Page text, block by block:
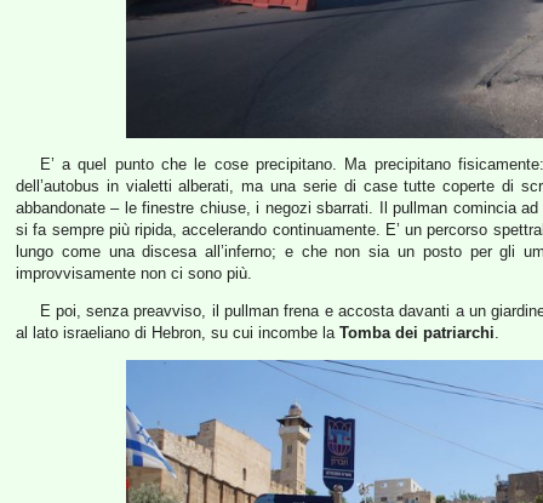
E’ a quel punto che le cose precipitano. Ma precipitano
dell’autobus in vialetti alberati, ma una serie di case tutte coperte di
abbandonate – le finestre chiuse, i negozi sbarrati. Il pullman comincia
si fa sempre più ripida, accelerando continuamente. E’ un percorso
lungo come una discesa all’inferno; e che non sia un posto per gli
improvvisamente non ci sono più.
E poi, senza preavviso, il pullman frena e accosta davanti a un
al lato israeliano di Hebron, su cui incombe la Tomba dei patriarchi.